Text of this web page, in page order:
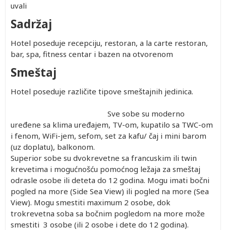
uvali
Sadržaj
Hotel poseduje recepciju, restoran, a la carte restoran,
bar, spa, fitness centar i bazen na otvorenom
Smeštaj
Hotel poseduje različite tipove smeštajnih jedinica.
Sve sobe su moderno
uređene sa klima uređajem, TV-om, kupatilo sa TWC-om
i fenom, WiFi-jem, sefom, set za kafu/ čaj i mini barom
(uz doplatu), balkonom.
Superior sobe su dvokrevetne sa francuskim ili twin
krevetima i mogućnošću pomoćnog ležaja za smeštaj
odrasle osobe ili deteta do 12 godina. Mogu imati bočni
pogled na more (Side Sea View) ili pogled na more (Sea
View). Mogu smestiti maximum 2 osobe, dok
trokrevetna soba sa bočnim pogledom na more može
smestiti 3 osobe (ili 2 osobe i dete do 12 godina).